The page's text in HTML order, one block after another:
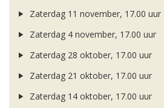
Zaterdag 11 november, 17.00 uur
Zaterdag 4 november, 17.00 uur
Zaterdag 28 oktober, 17.00 uur
Zaterdag 21 oktober, 17.00 uur
Zaterdag 14 oktober, 17.00 uur